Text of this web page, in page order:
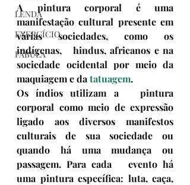
LENDA
EXERCÍCIO
FÁBULA
A pintura corporal é uma
manifestação cultural presente em
várias sociedades, como os
indígenas,   hindus, africanos e na
sociedade ocidental por meio da
maquiagem e da tatuagem.
Os índios utilizam a   pintura
corporal como meio de expressão
ligado aos diversos manifestos
culturais de sua sociedade ou
quando há uma mudança ou
passagem. Para cada   evento há
uma pintura específica: luta, caça,